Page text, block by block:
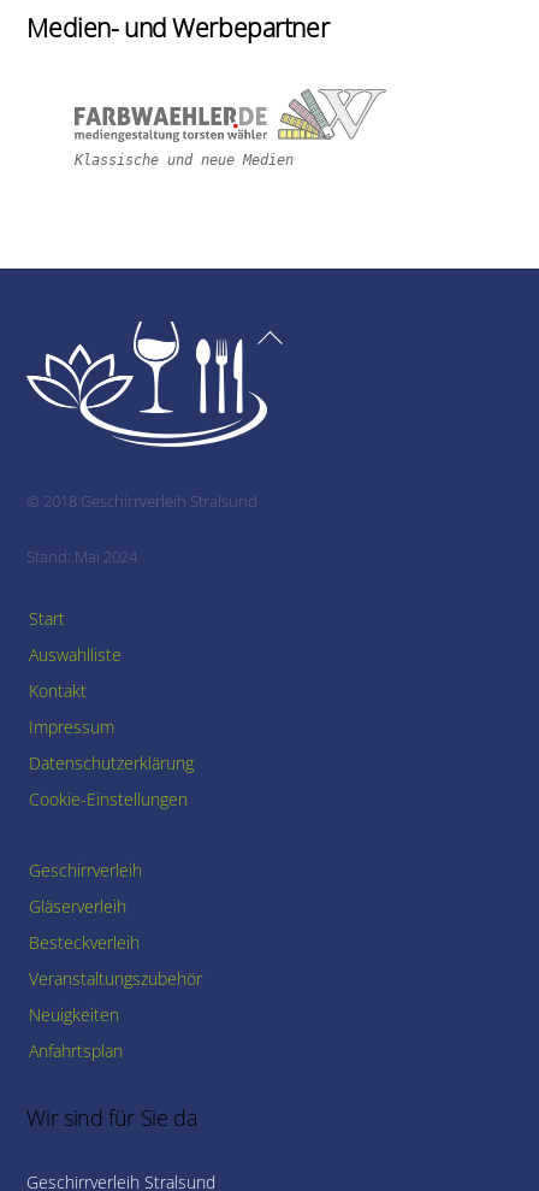
Medien- und Werbepartner
Klassische und neue Medien
Back
© 2018 Geschirrverleih Stralsund
Stand: Mai 2024
Start
Auswahlliste
Kontakt
Impressum
Datenschutzerklärung
Cookie-Einstellungen
Geschirrverleih
Gläserverleih
Besteckverleih
Veranstaltungszubehör
Neuigkeiten
Anfahrtsplan
Wir sind für Sie da
Geschirrverleih Stralsund